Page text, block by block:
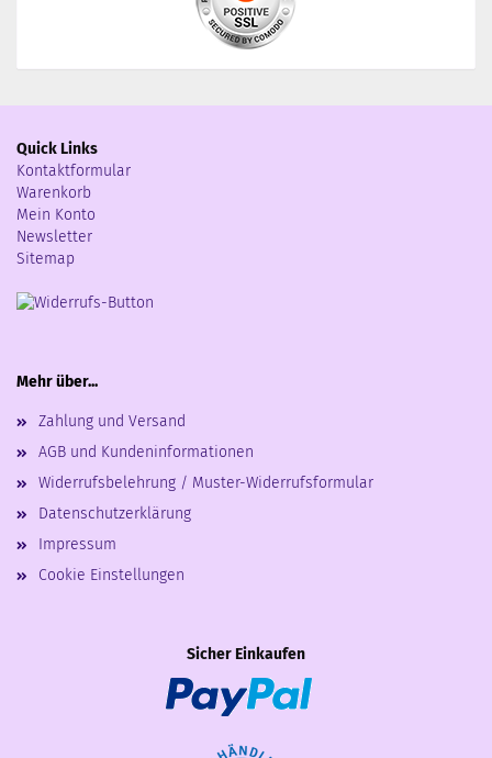
Quick Links
Kontaktformular
Warenkorb
Mein Konto
Newsletter
Sitemap
Mehr über...
Zahlung und Versand
AGB und Kundeninformationen
Widerrufsbelehrung / Muster-Widerrufsformular
Datenschutzerklärung
Impressum
Cookie Einstellungen
Sicher Einkaufen